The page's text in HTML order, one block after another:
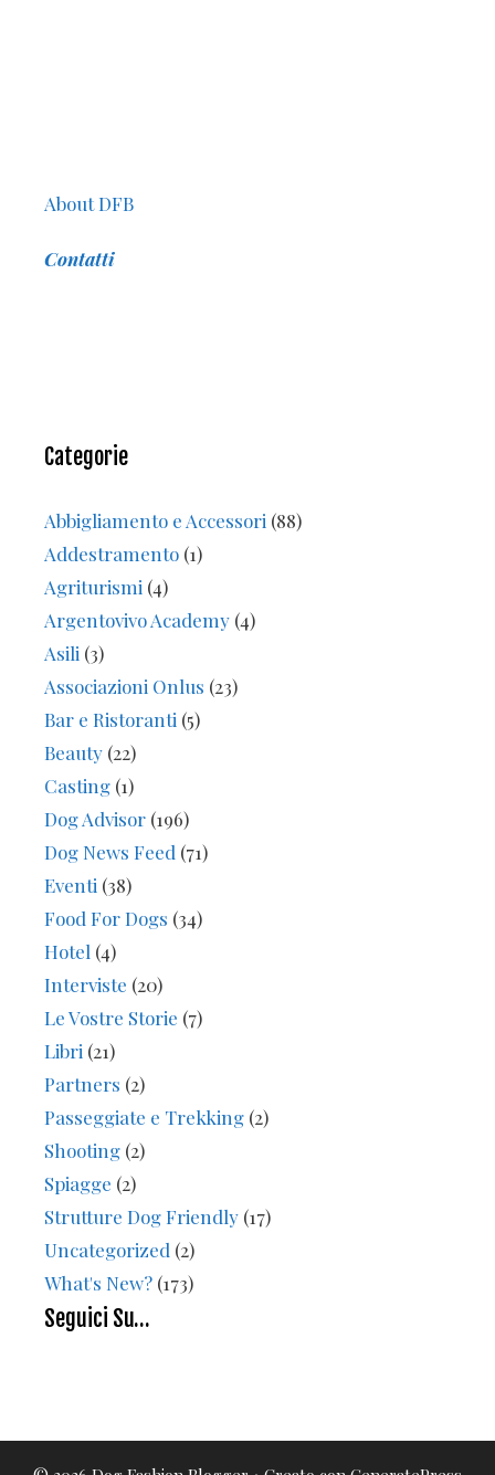
About DFB
Contatti
Categorie
Abbigliamento e Accessori (88)
Addestramento (1)
Agriturismi (4)
Argentovivo Academy (4)
Asili (3)
Associazioni Onlus (23)
Bar e Ristoranti (5)
Beauty (22)
Casting (1)
Dog Advisor (196)
Dog News Feed (71)
Eventi (38)
Food For Dogs (34)
Hotel (4)
Interviste (20)
Le Vostre Storie (7)
Libri (21)
Partners (2)
Passeggiate e Trekking (2)
Shooting (2)
Spiagge (2)
Strutture Dog Friendly (17)
Uncategorized (2)
What's New? (173)
Seguici Su…